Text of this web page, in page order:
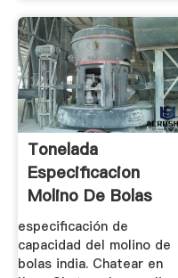
Tonelada
Especificacion
Molino De Bolas
especificación de
capacidad del molino de
bolas india. Chatear en